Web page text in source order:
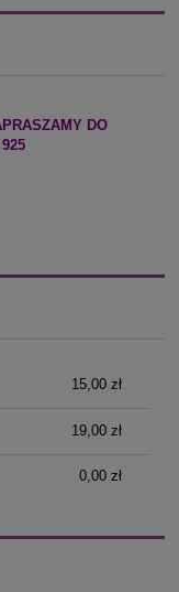
DO
15,00 zł
19,00 zł
0,00 zł